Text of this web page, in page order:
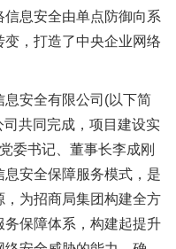
息安全由单点防御向系
，打造了中央企业网络
安全有限公司(以下简
司共同完成，项目建设实
委书记、董事长李成刚
安全保障服务模式，是
为招商局集团构建全方
保障体系，构建起提升